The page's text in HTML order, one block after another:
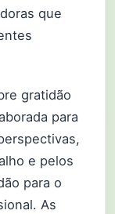
que
gratidão
para
e pelos
para o
As